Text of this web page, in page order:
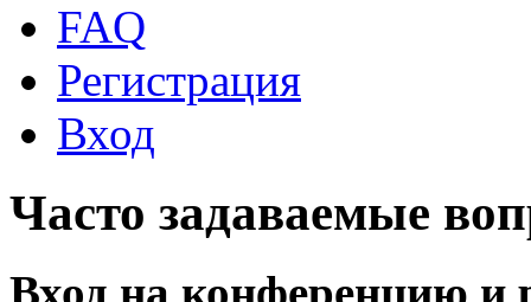
FAQ
Регистрация
Вход
Часто задаваемые
Вход на конференцию и